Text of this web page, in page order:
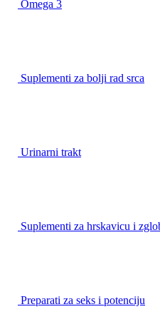
Omega 3
Suplementi za bolji rad srca
Urinarni trakt
Suplementi za hrskavicu i
Preparati za seks i potenciju